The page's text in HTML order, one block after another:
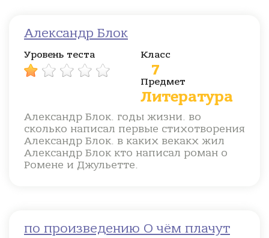
Александр Блок
Уровень теста Класс
7
Предмет
Литература
Александр Блок. годы жизни. во
сколько написал первые стихотворения
Александр Блок. в каких векакх жил
Александр Блок кто написал роман о
Ромене и Джульетте.
по произведению О чём плачут